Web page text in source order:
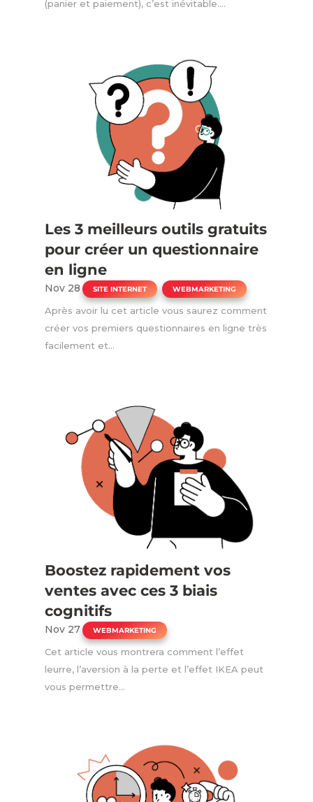
(panier et paiement), c’est inévitable....
Les 3 meilleurs outils gratuits
pour créer un questionnaire
en ligne
Nov 28 | SITE INTERNET , WEBMARKETING
Après avoir lu cet article vous saurez comment
créer vos premiers questionnaires en ligne très
facilement et...
Boostez rapidement vos
ventes avec ces 3 biais
cognitifs
Nov 27| WEBMARKETING
Cet article vous montrera comment l’effet
leurre, l’aversion à la perte et l’effet IKEA peut
vous permettre...